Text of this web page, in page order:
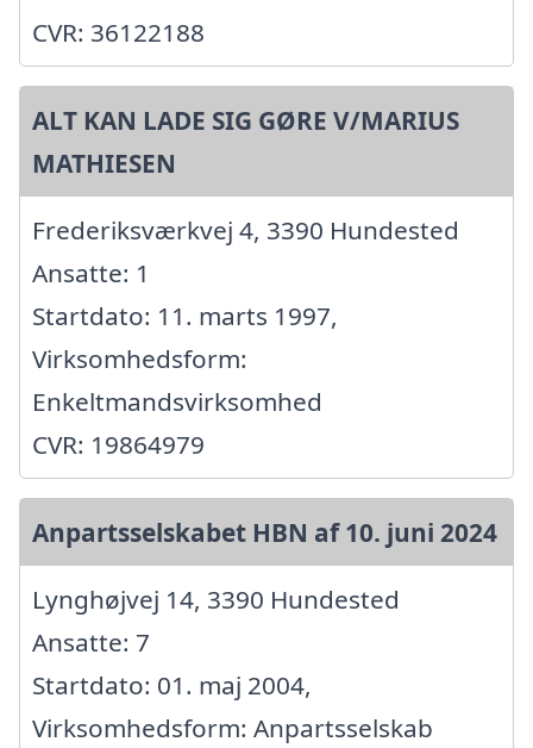
CVR: 36122188
ALT KAN LADE SIG GØRE V/MARIUS
MATHIESEN
Frederiksværkvej 4, 3390 Hundested
Ansatte: 1
Startdato: 11. marts 1997,
Virksomhedsform:
Enkeltmandsvirksomhed
CVR: 19864979
Anpartsselskabet HBN af 10. juni 2024
Lynghøjvej 14, 3390 Hundested
Ansatte: 7
Startdato: 01. maj 2004,
Virksomhedsform: Anpartsselskab